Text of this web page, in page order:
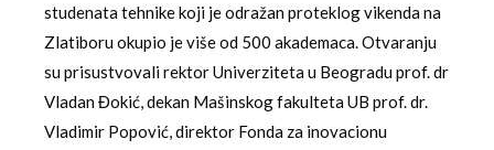
studenata tehnike koji je odražan proteklog vikenda na
Zlatiboru okupio je više od 500 akademaca. Otvaranju
su prisustvovali rektor Univerziteta u Beogradu prof. dr
Vladan Đokić, dekan Mašinskog fakulteta UB prof. dr.
Vladimir Popović, direktor Fonda za inovacionu